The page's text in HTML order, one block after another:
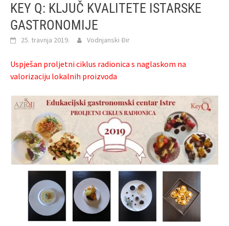
KEY Q: KLJUČ KVALITETE ISTARSKE
GASTRONOMIJE
25. travnja 2019. Vodnjanski Đir
Uspješan proljetni ciklus radionica s naglaskom na
valorizaciju lokalnih proizvoda